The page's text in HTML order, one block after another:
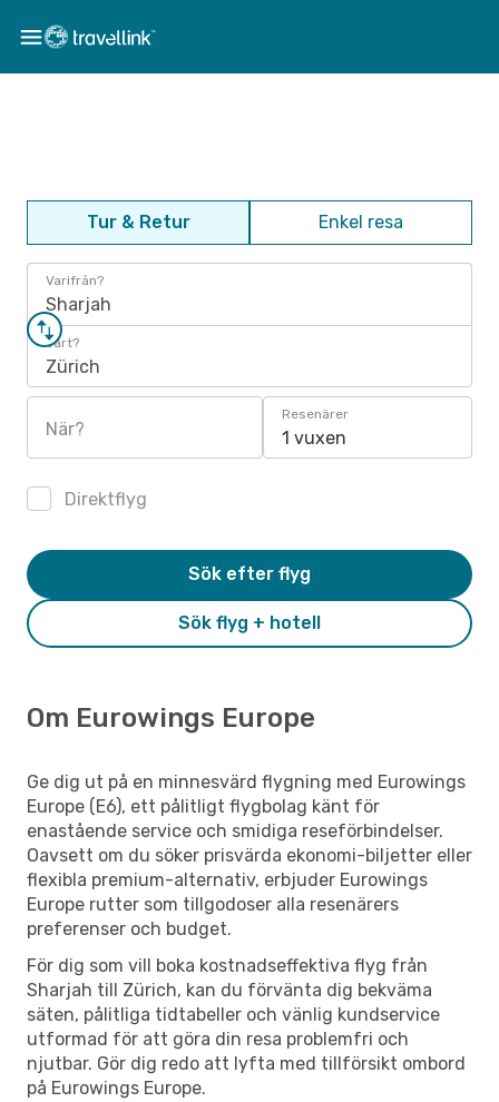
Tur & Retur Enkel resa
Varifrån?
Sharjah
Vart?
Zürich
När?
Resenärer
1 vuxen
Direktflyg
Sök flyg + hotell
Sök efter flyg
Om Eurowings Europe
Ge dig ut på en minnesvärd flygning med Eurowings
Europe (E6), ett pålitligt flygbolag känt för
enastående service och smidiga reseförbindelser.
Oavsett om du söker prisvärda ekonomi-biljetter eller
flexibla premium-alternativ, erbjuder Eurowings
Europe rutter som tillgodoser alla resenärers
preferenser och budget.
För dig som vill boka kostnadseffektiva flyg från
Sharjah till Zürich, kan du förvänta dig bekväma
säten, pålitliga tidtabeller och vänlig kundservice
utformad för att göra din resa problemfri och
njutbar. Gör dig redo att lyfta med tillförsikt ombord
på Eurowings Europe.